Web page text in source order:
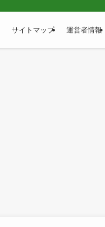
サイトマップ 運営者情報